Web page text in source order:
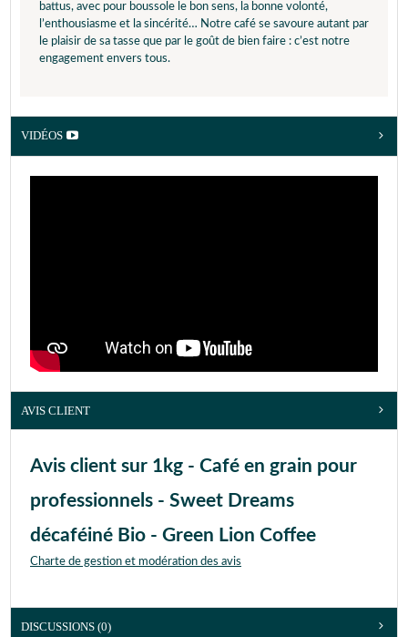
battus, avec pour boussole le bon sens, la bonne volonté,
l’enthousiasme et la sincérité… Notre café se savoure autant par
le plaisir de sa tasse que par le goût de bien faire : c’est notre
engagement envers tous.
VIDÉOS
AVIS CLIENT
Avis client sur 1kg - Café en grain pour
professionnels - Sweet Dreams
décaféiné Bio - Green Lion Coffee
Charte de gestion et modération des avis
DISCUSSIONS (0)